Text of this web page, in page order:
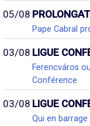
05/08
Pape Cabral
03/08 LIGUE
Ferencváros
Conférence
03/08 LIGUE
Qui en